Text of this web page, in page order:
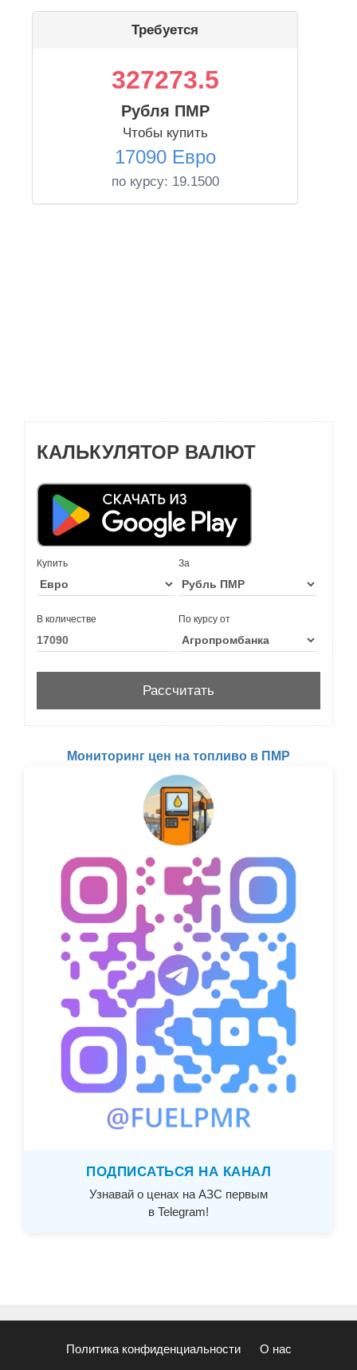
Требуется
327273.5
Рубля ПМР
Чтобы купить
17090 Евро
по курсу: 19.1500
КАЛЬКУЛЯТОР ВАЛЮТ
Купить За
В количестве По курсу от
Мониторинг цен на топливо в ПМР
ПОДПИСАТЬСЯ НА КАНАЛ
Узнавай о ценах на АЗС первым
в Telegram!
Политика конфиденциальности О нас